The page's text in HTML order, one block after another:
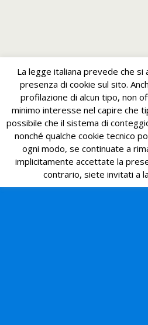
La legge italiana prevede che si
presenza di cookie sul sito.
profilazione di alcun tipo, non
minimo interesse nel capire che
possibile che il sistema di
nonché qualche cookie tecnico
ogni modo, se continuate a
implicitamente accettate la
contrario, siete invitati a